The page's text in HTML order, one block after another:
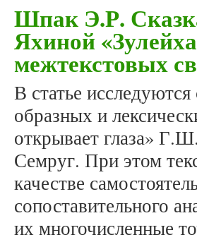
Шпак Э.Р.
Яхиной
межтекстовых
В статье
образных и
открывает глаза»
Семруг. При этом
качестве
сопоставительного
их многочисленные